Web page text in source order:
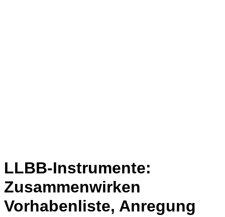
LLBB-Instrumente:
Zusammenwirken
Vorhabenliste, Anregung